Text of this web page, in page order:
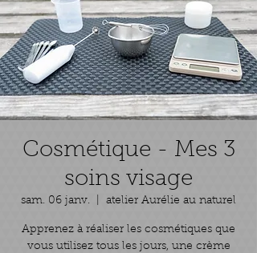
Cosmétique - Mes 3
soins visage
sam. 06 janv. atelier Aurélie au naturel
Apprenez à réaliser les cosmétiques que
vous utilisez tous les jours, une crème